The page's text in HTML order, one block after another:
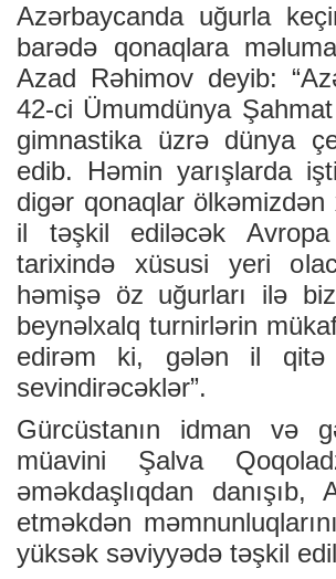
Azərbaycanda uğurla
barədə qonaqlara
Azad Rəhimov deyib:
42-ci Ümumdünya
gimnastika üzrə dünya
edib. Həmin yarışlarda
digər qonaqlar ölkəmizdən
il təşkil ediləcək Avropa
tarixində xüsusi yeri
həmişə öz uğurları ilə
beynəlxalq turnirlərin
edirəm ki, gələn il qitə
sevindirəcəklər”.
Gürcüstanın idman və
müavini Şalva
əməkdaşlıqdan
etməkdən
yüksək səviyyədə təşkil